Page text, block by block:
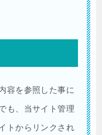
容を参照した事に
も、当サイト管理
トからリンクされ